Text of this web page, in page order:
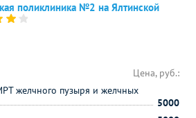
поликлиника №2 на Ялтинской
Цена, руб.:
желчного пузыря и желчных
5000